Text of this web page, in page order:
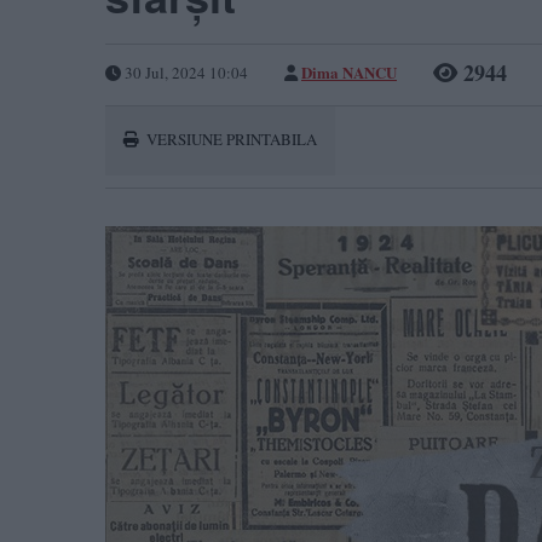
30 Jul, 2024 10:04 Dima NANCU 2944
VERSIUNE PRINTABILA